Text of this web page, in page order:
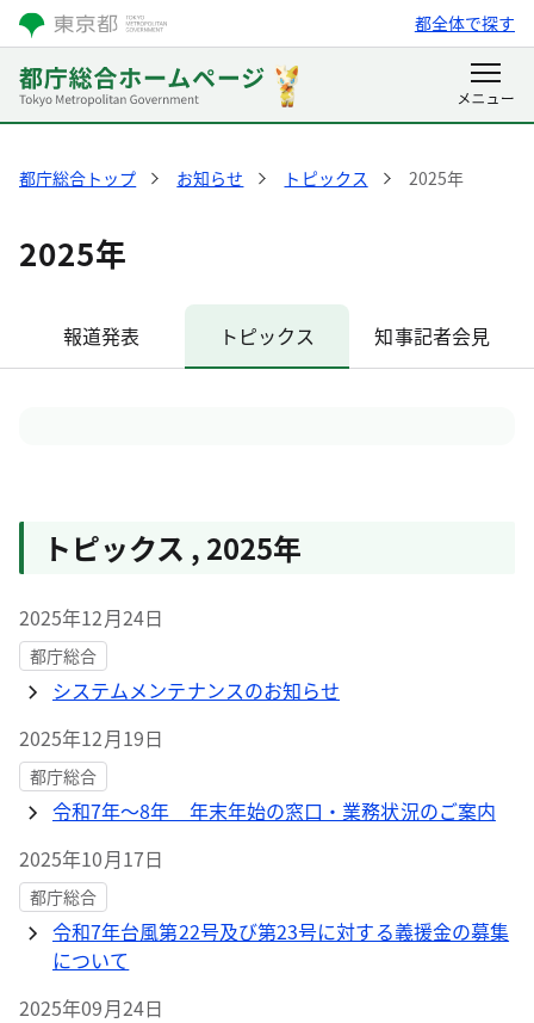
都全体で探す
都庁総合トップ お知らせ トピックス 2025年
2025年
報道発表 トピックス 知事記者会見
トピックス , 2025年
2025年12月24日
都庁総合
システムメンテナンスのお知らせ
2025年12月19日
都庁総合
令和7年～8年 年末年始の窓口・業務状況のご案内
2025年10月17日
都庁総合
令和7年台風第22号及び第23号に対する義援金の募集
について
2025年09月24日